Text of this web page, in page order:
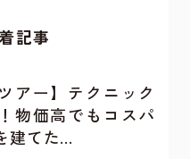
記事
アー】テクニック
物価高でもコスパ
建てた…